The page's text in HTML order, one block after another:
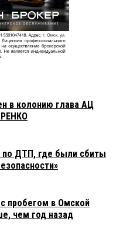
в колонию глава АЦ
по ДТП, где были сбиты
пробегом в Омской
чем год назад